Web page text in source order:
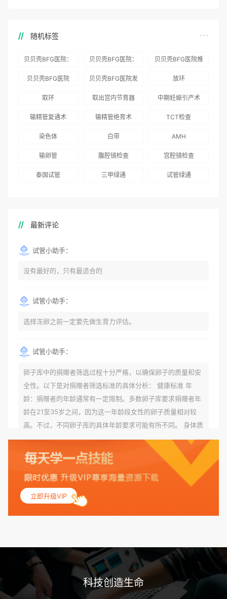
随机标签
贝贝壳BFG医院：
务
贝贝壳BFG医院：
术”和“法律支持”
贝贝壳BFG医院推
贝贝壳BFG医院
贝贝壳BFG医院发
国版）》
放环
取环 取出宫内节育器 中期妊娠引产术
输精管复通术 输精管绝育术 TCT检查
染色体 白带 AMH
输卵管 腹腔镜检查 宫腔镜检查
泰国试管 三甲绿通 试管绿通
最新评论
试管小助手：
没有最好的，只有最适合的
试管小助手：
选择冻卵之前一定要先做生育力评估。
试管小助手：
卵子库中的捐赠者筛选过程十分严格，以确保卵子的质量和安
全性。以下是对捐赠者筛选标准的具体分析： 健康标准 年
龄：捐赠者的年龄通常有一定限制。多数卵子库要求捐赠者年
龄在21至35岁之间，因为这一年龄段女性的卵子质量相对较
高。不过，不同卵子库的具体年龄要求可能有所不同。 身体质
量指数（BMI）：捐赠者的BMI通常需要在正常范围内，以确
保其身体健康状况良好。过高的BMI可能与多种健康问题相关
联，包括不孕症和妊娠并发症。 生殖健康：捐赠者需要有规律
的月经期，无生殖障碍或异常问题。此外，还需要进行详细的
妇科检查，以确保其生殖系统的健康。 遗传病史与家族病史：
捐赠者及其家庭成员需要无严重的遗传病史、精神病史和传染
病史。这通常需要通过基因检测、家族史调查和医疗记录审查
带任何可传染给受卵者的病原体。 药物与生活习惯：捐赠者需
要是非尼古丁使用者、非吸烟者、非吸毒者，并且未使用可能
影响卵子质量的药物，如某些精神药物和避孕植入物。 学历与
心理标准 学历要求：部分卵子库对捐赠者的学历有一定要求，
立即升级VIP
科技创造生命